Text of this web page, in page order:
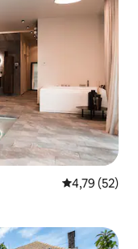
Gemiddelde
4,79 (52)